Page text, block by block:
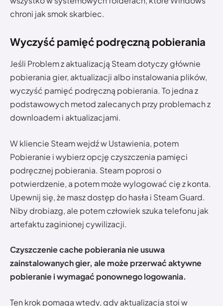
chroni jak smok skarbiec.
Wyczyść pamięć podręczną pobierania
Jeśli Problem z aktualizacją Steam dotyczy głównie
pobierania gier, aktualizacji albo instalowania plików,
wyczyść pamięć podręczną pobierania. To jedna z
podstawowych metod zalecanych przy problemach z
downloadem i aktualizacjami.
W kliencie Steam wejdź w Ustawienia, potem
Pobieranie i wybierz opcję czyszczenia pamięci
podręcznej pobierania. Steam poprosi o
potwierdzenie, a potem może wylogować cię z konta.
Upewnij się, że masz dostęp do hasła i Steam Guard.
Niby drobiazg, ale potem człowiek szuka telefonu jak
artefaktu zaginionej cywilizacji.
Czyszczenie cache pobierania nie usuwa
zainstalowanych gier, ale może przerwać aktywne
pobieranie i wymagać ponownego logowania.
Ten krok pomaga wtedy, gdy aktualizacja stoi w